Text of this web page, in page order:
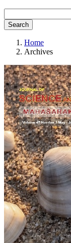
Search
Home
Archives